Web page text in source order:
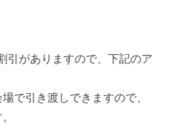
引がありますので、下記のア
で引き渡しできますので、